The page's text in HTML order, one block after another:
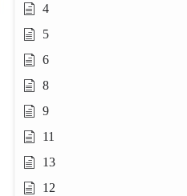
4
5
6
8
9
11
13
12